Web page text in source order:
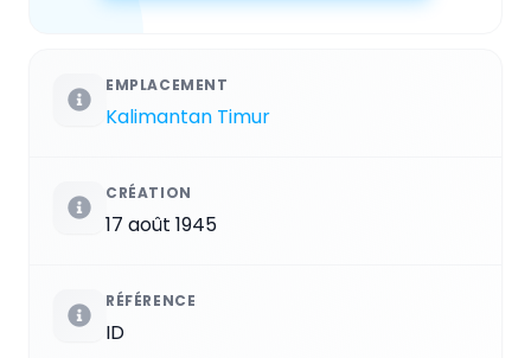
EMPLACEMENT
Kalimantan Timur
CRÉATION
17 août 1945
RÉFÉRENCE
ID